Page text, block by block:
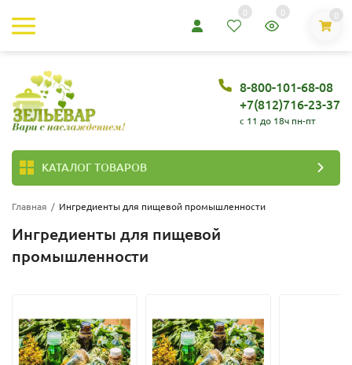
0 0 0
8-800-101-68-08
+7(812)716-23-37
c 11 до 18ч пн-пт
КАТАЛОГ ТОВАРОВ
Главная / Ингредиенты для пищевой промышленности
Ингредиенты для пищевой
промышленности